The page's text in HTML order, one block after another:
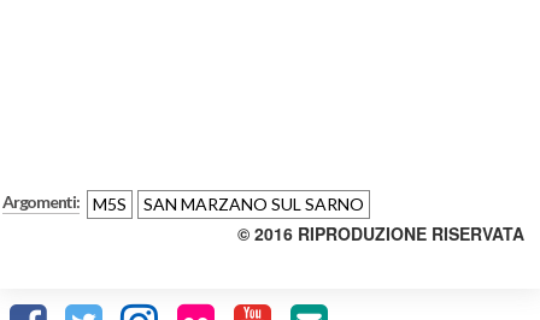
Argomenti: M5S SAN MARZANO SUL SARNO
© 2016 RIPRODUZIONE RISERVATA